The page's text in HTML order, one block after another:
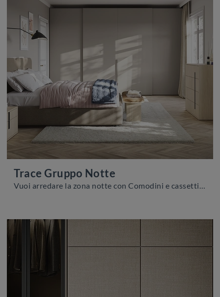
Trace Gruppo Notte
Vuoi arredare la zona notte con Comodini e cassettiere di Colombini Casa? Ecco qui il modello Trace Gruppo Notte in melaminico per spazi moderni.